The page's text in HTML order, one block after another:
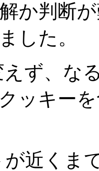
か判断
した。
ず、な
ッキー
近くま